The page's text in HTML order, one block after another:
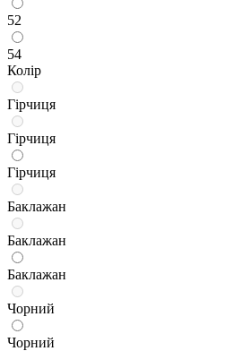
52
54
Колір
Гірчиця
Гірчиця
Гірчиця
Баклажан
Баклажан
Баклажан
Чорний
Чорний